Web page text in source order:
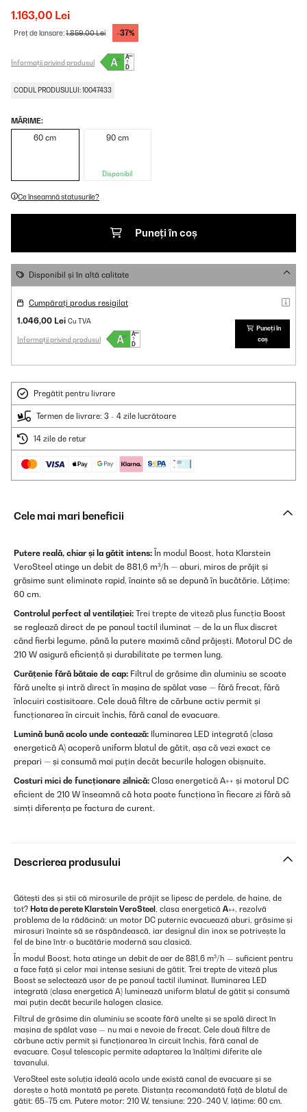
1.163,00 Lei
Preț de lansare:1.859,00 Lei -37%
Informații privind produsul
CODUL PRODUSULUI: 10047433
MĂRIME:
60 cm 90 cm
Disponibil
Ce înseamnă statusurile?
Puneți în coș
Disponibil și în altă calitate
Cumpărați produs resigilat
1.046,00 Lei Cu TVA
Informații privind produsul
Puneți în
coș
Pregătit pentru livrare
Termen de livrare: 3 - 4 zile lucrătoare
14 zile de retur
Cele mai mari beneficii
Putere reală, chiar și la gătit intens: În modul Boost, hota Klarstein
VeroSteel atinge un debit de 881,6 m³/h — aburi, miros de prăjit și
grăsime sunt eliminate rapid, înainte să se depună în bucătărie. Lățime:
60 cm.
Controlul perfect al ventilației: Trei trepte de viteză plus funcția Boost
se reglează direct de pe panoul tactil iluminat — de la un flux discret
când fierbi legume, până la putere maximă când prăjești. Motorul DC de
210 W asigură eficiență și durabilitate pe termen lung.
Curățenie fără bătaie de cap: Filtrul de grăsime din aluminiu se scoate
fără unelte și intră direct în mașina de spălat vase — fără frecat, fără
înlocuiri costisitoare. Cele două filtre de cărbune activ permit și
funcționarea în circuit închis, fără canal de evacuare.
Lumină bună acolo unde contează: Iluminarea LED integrată (clasa
energetică A) acoperă uniform blatul de gătit, așa că vezi exact ce
prepari — și consumă mai puțin decât becurile halogen obișnuite.
Costuri mici de funcționare zilnică: Clasa energetică A++ și motorul DC
eficient de 210 W înseamnă că hota poate funcționa în fiecare zi fără să
simți diferența pe factura de curent.
Descrierea produsului
Gătești des și știi că mirosurile de prăjit se lipesc de perdele, de haine, de
tot? Hota de perete Klarstein VeroSteel , clasa energetică A++, rezolvă
problema de la rădăcină: un motor DC puternic evacuează aburi, grăsime și
mirosuri înainte să se răspândească, iar designul din inox se potrivește la
fel de bine într-o bucătărie modernă sau clasică.
În modul Boost, hota atinge un debit de aer de 881,6 m³/h — suficient pentru
a face față și celor mai intense sesiuni de gătit. Trei trepte de viteză plus
Boost se selectează ușor de pe panoul tactil iluminat. Iluminarea LED
integrată (clasa energetică A) luminează uniform blatul de gătit și consumă
mai puțin decât becurile halogen clasice.
Filtrul de grăsime din aluminiu se scoate fără unelte și se spală direct în
mașina de spălat vase — nu mai e nevoie de frecat. Cele două filtre de
cărbune activ permit și funcționarea în circuit închis, fără canal de
evacuare. Coșul telescopic permite adaptarea la înălțimi diferite ale
tavanului.
VeroSteel este soluția ideală acolo unde există canal de evacuare și se
dorește o hotă montată pe perete. Distanța recomandată față de blatul de
gătit: 65–75 cm. Putere motor: 210 W, tensiune: 220–240 V, lățime: 60 cm.